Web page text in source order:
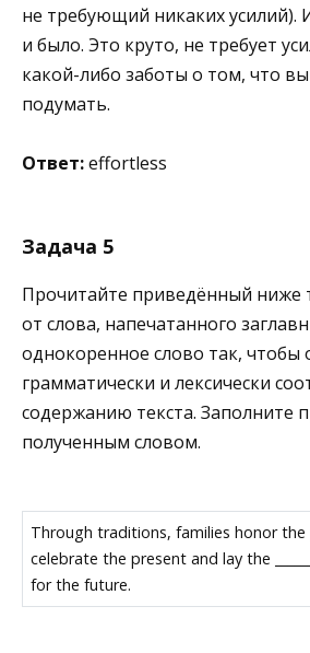
не требующий никаких усилий).
и было. Это круто, не требует
какой-либо заботы о том, что
подумать.
Ответ:effortless
Задача 5
Прочитайте приведённый ниже
от слова, напечатанного
однокоренное слово так, чтобы
грамматически и лексически
содержанию текста. Заполните
полученным словом.
Through traditions, families honor the
celebrate the present and lay the
for the future.